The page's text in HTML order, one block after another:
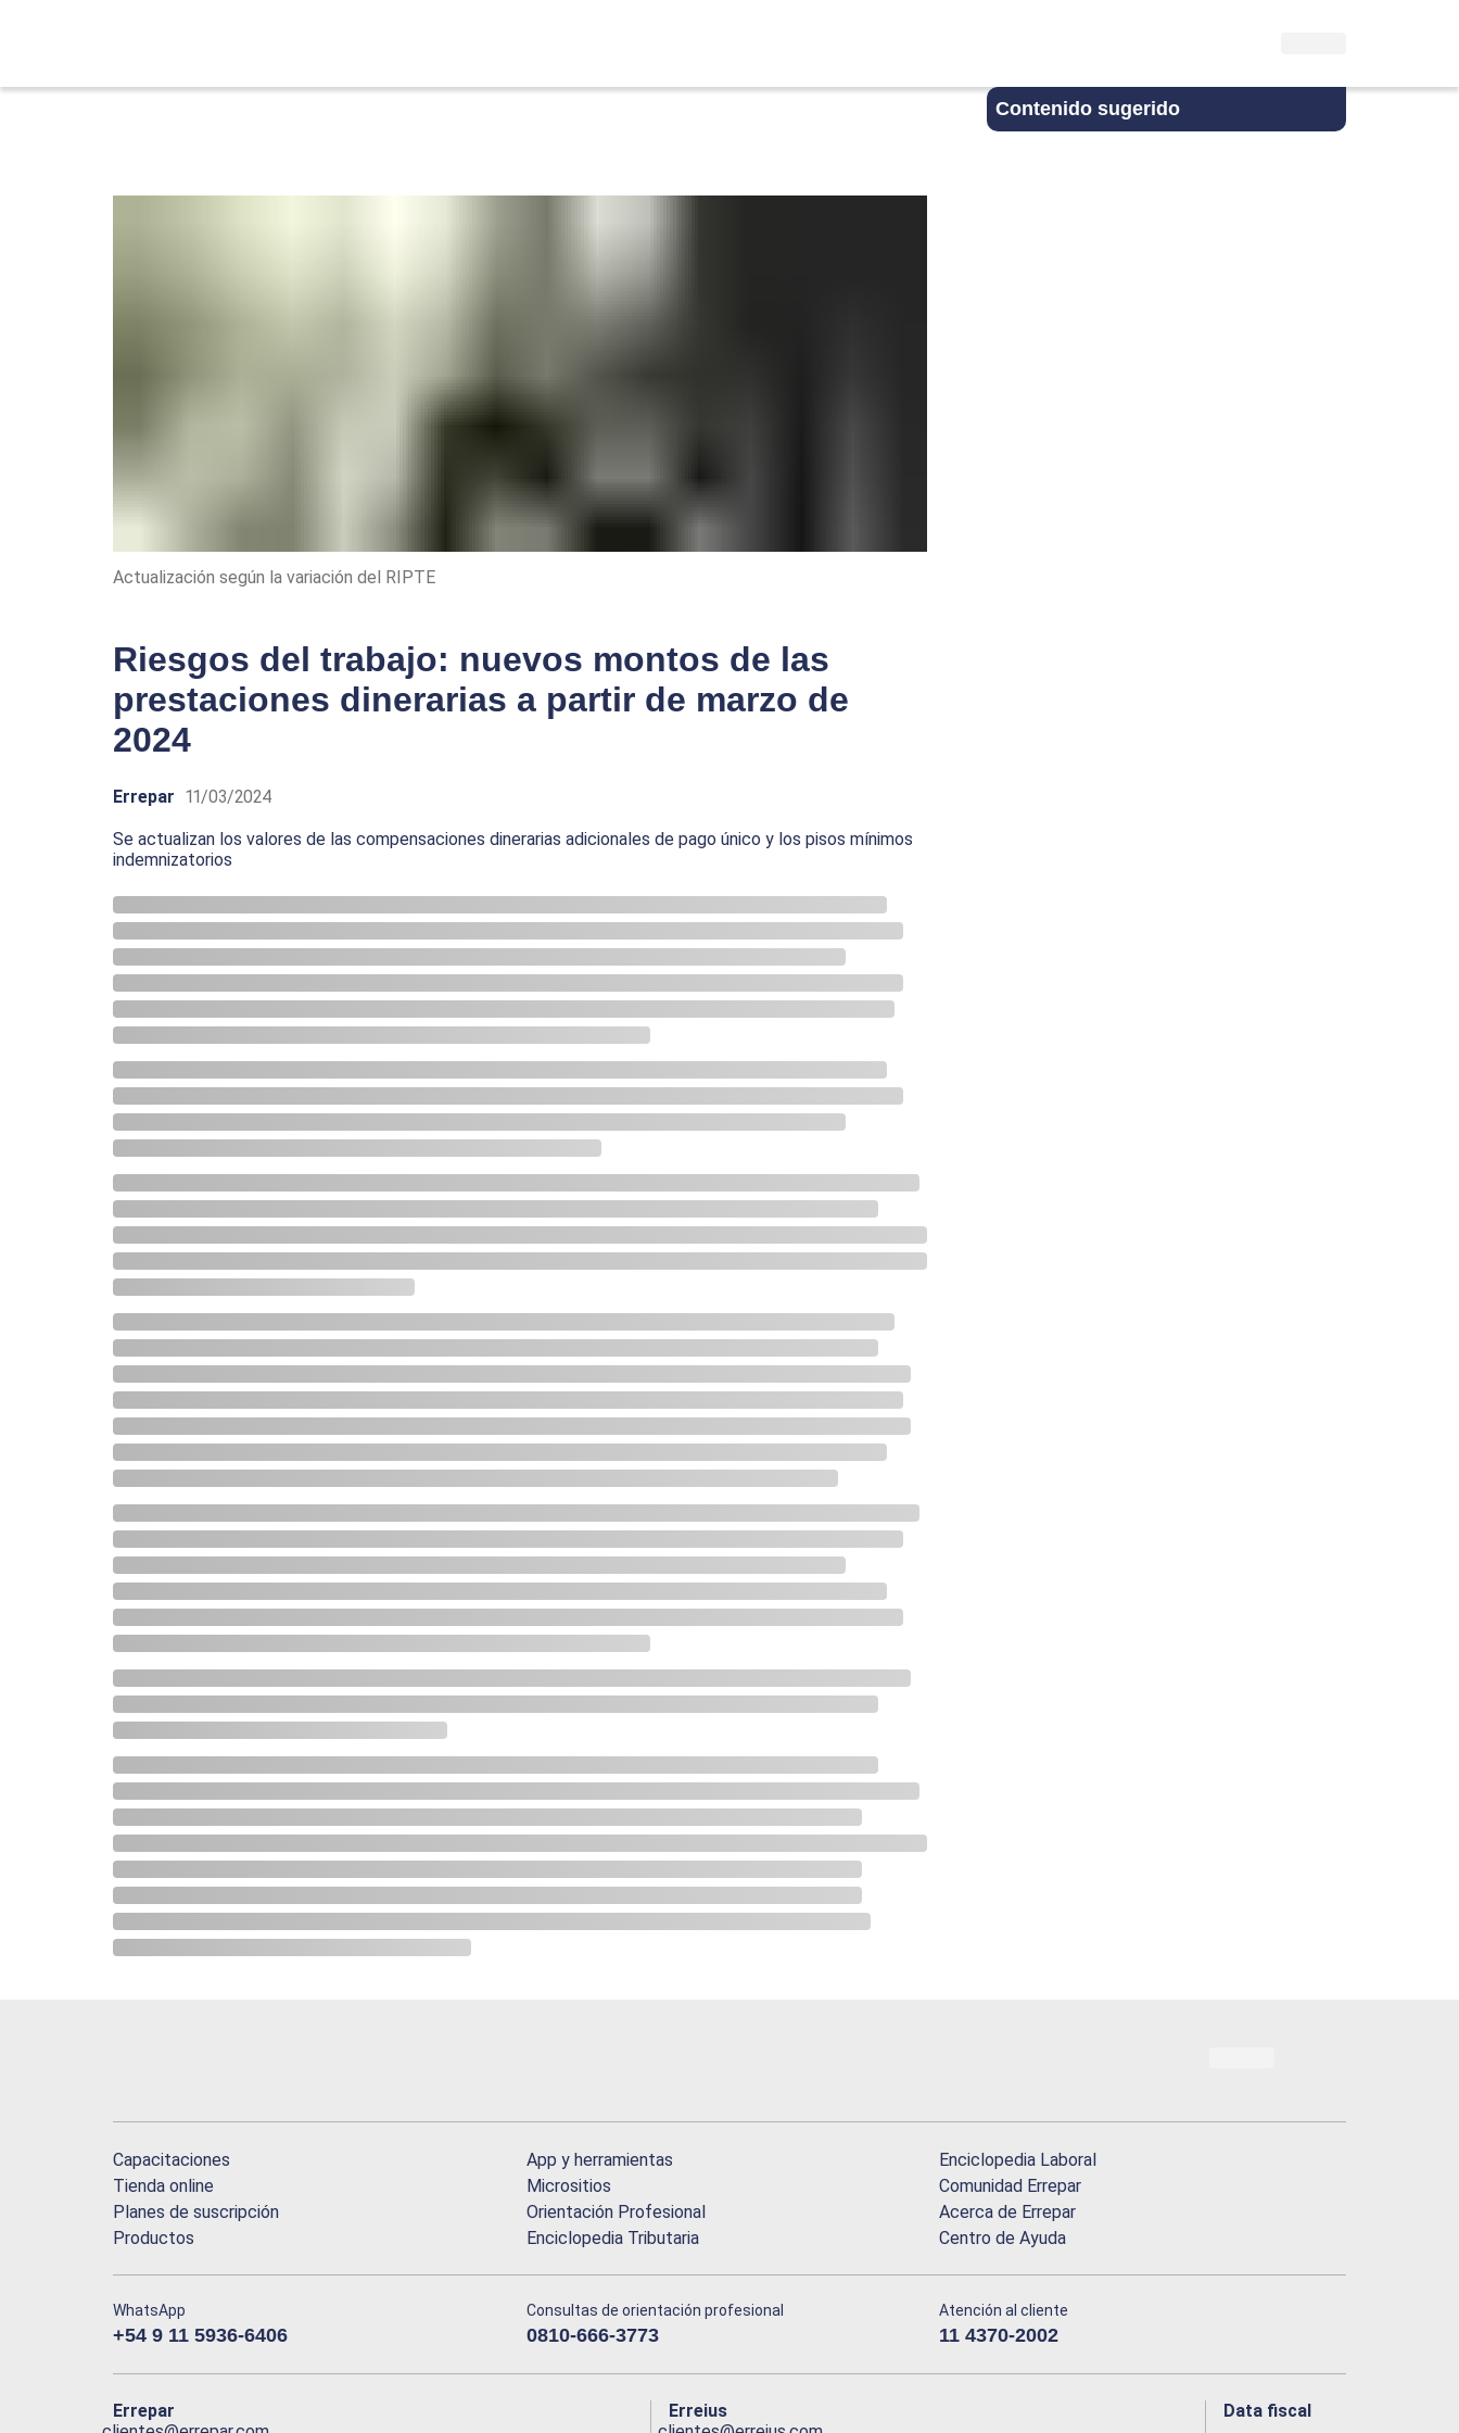
Contenido sugerido
Actualización según la variación del RIPTE
Riesgos del trabajo: nuevos montos de las
prestaciones dinerarias a partir de marzo de
2024
Errepar 11/03/2024
Se actualizan los valores de las compensaciones dinerarias adicionales de pago único y los pisos mínimos
indemnizatorios
Capacitaciones
Tienda online
Planes de suscripción
Productos
App y herramientas
Micrositios
Orientación Profesional
Enciclopedia Tributaria
Enciclopedia Laboral
Comunidad Errepar
Acerca de Errepar
Centro de Ayuda
WhatsApp
+54 9 11 5936-6406
Consultas de orientación profesional
0810-666-3773
Atención al cliente
11 4370-2002
Errepar
Erreius
Data fiscal